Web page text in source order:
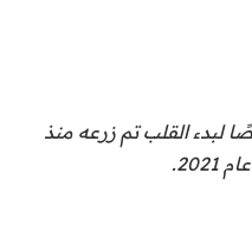
لبدء القلب تم زرعه منذ